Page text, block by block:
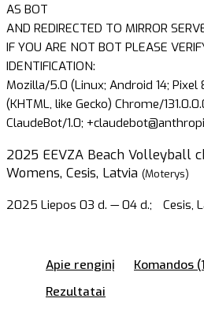
AS BOT
AND REDIRECTED TO MIRROR
IF YOU ARE NOT BOT PLEASE
IDENTIFICATION:
Mozilla/5.0 (Linux; Android 14;
(KHTML, like Gecko) Chrome/
ClaudeBot/1.0;
2025 EEVZA Beach Volleyball
Womens, Cesis, Latvia (Moterys)
2025 Liepos 03 d. — 04 d.; Cesis,
Apie renginį Komandos
Rezultatai